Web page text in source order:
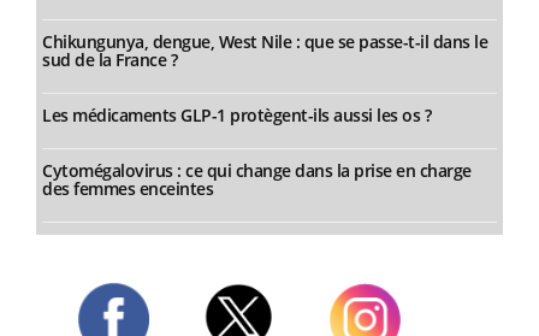
Chikungunya, dengue, West Nile : que se passe-t-il dans le
sud de la France ?
Les médicaments GLP-1 protègent-ils aussi les os ?
Cytomégalovirus : ce qui change dans la prise en charge
des femmes enceintes